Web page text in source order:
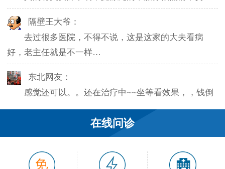
隔壁王大爷：
去过很多医院，不得不说，这是这家的大夫看病
好，老主任就是不一样…
东北网友：
感觉还可以。。还在治疗中~~坐等看效果，，钱倒
在线问诊